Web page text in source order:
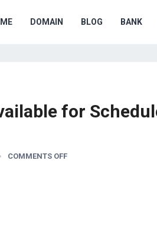
DOMAIN BLOG BANK
for
COMMENTS OFF